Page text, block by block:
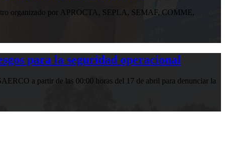
organizado por APROCTA, SEPLA, SEMAF, COMME,
para la seguridad operacional
a partir de las 00:00 horas del 17 de abril para denunciar la